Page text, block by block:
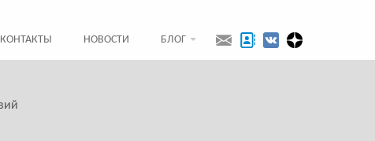
КОНТАКТЫ НОВОСТИ БЛОГ